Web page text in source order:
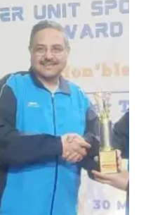
ल
कू
द
प्र
ति
गि
का